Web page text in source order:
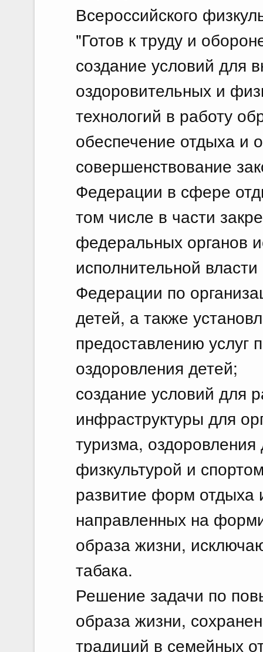
Всероссийского
"Готов к труду и
создание условий для
оздоровительных и
технологий в работу
обеспечение отдыха и
совершенствование
Федерации в сфере
том числе в части
федеральных органов
исполнительной
Федерации по
детей, а также
предоставлению услуг
оздоровления детей;
создание условий для
инфраструктуры для
туризма,
физкультурой и
развитие форм отдыха
направленных на
образа жизни,
табака.
Решение задачи по
образа жизни,
традиций в семейных